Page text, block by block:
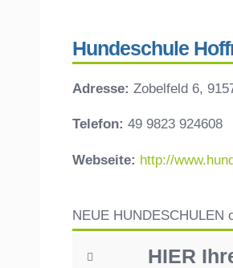
Hundeschule
Adresse: Zobelfeld 6,
Telefon: 49 9823 924608
Webseite: http://
NEUE HUNDESCHULEN
HIER